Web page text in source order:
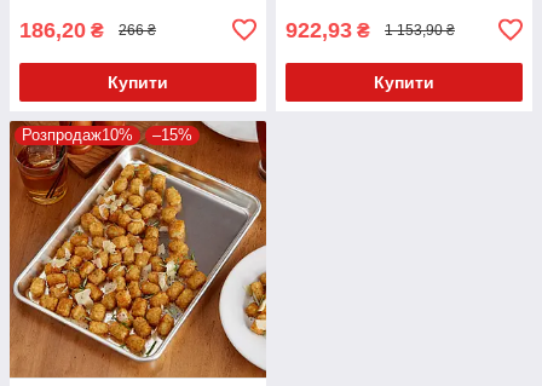
186,20 ₴ 266 ₴
Купити
922,93 ₴ 1 153,90 ₴
Купити
Розпродаж10% –15%